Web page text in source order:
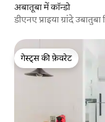
अबातूबा में कॉन्डो
डीएनए प्राइया ग्रांदे
गेस्ट्स की फ़ेवरेट
गेस्ट्स की फ़ेवरेट